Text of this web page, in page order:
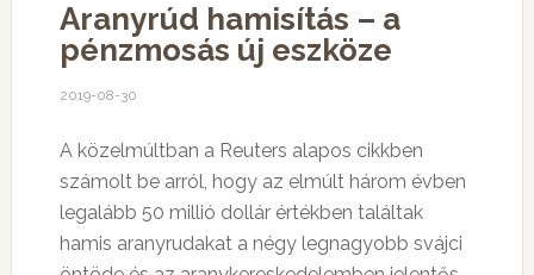
Aranyrúd hamisítás – a
pénzmosás új eszköze
2019-08-30
A közelmúltban a Reuters alapos cikkben
számolt be arról, hogy az elmúlt három évben
legalább 50 millió dollár értékben találtak
hamis aranyrudakat a négy legnagyobb svájci